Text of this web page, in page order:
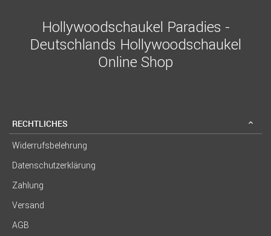
Hollywoodschaukel Paradies -
Deutschlands Hollywoodschaukel
Online Shop
RECHTLICHES
Widerrufsbelehrung
Datenschutzerklärung
Zahlung
Versand
AGB